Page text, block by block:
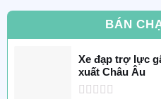
BÁN
Xe đạp trợ lực
xuất Châu Âu